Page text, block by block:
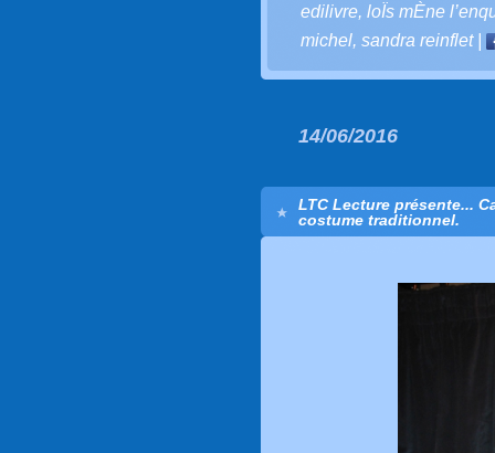
edilivre, loÏs mÈne
michel, sandra reinflet|
14/06/2016
LTC Lecture présente...
costume traditionnel.